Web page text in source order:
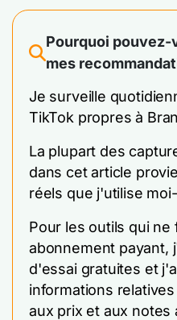
Pourquoi
mes
Je surveille
TikTok propres à
La plupart des
dans cet article
réels que j'utilise
Pour les outils qui
abonnement payant,
d'essai gratuites et
informations
aux prix et aux notes